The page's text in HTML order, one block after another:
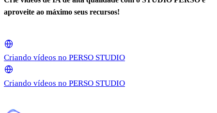
aproveite ao máximo seus recursos!
Criando vídeos no PERSO STUDIO
Criando vídeos no PERSO STUDIO